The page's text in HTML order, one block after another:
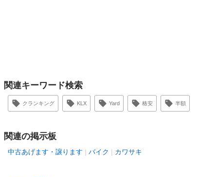
関連キーワード検索
クランキング KLX Yard 格安 半額
関連の掲示板
中古あげます・譲ります バイク カワサキ